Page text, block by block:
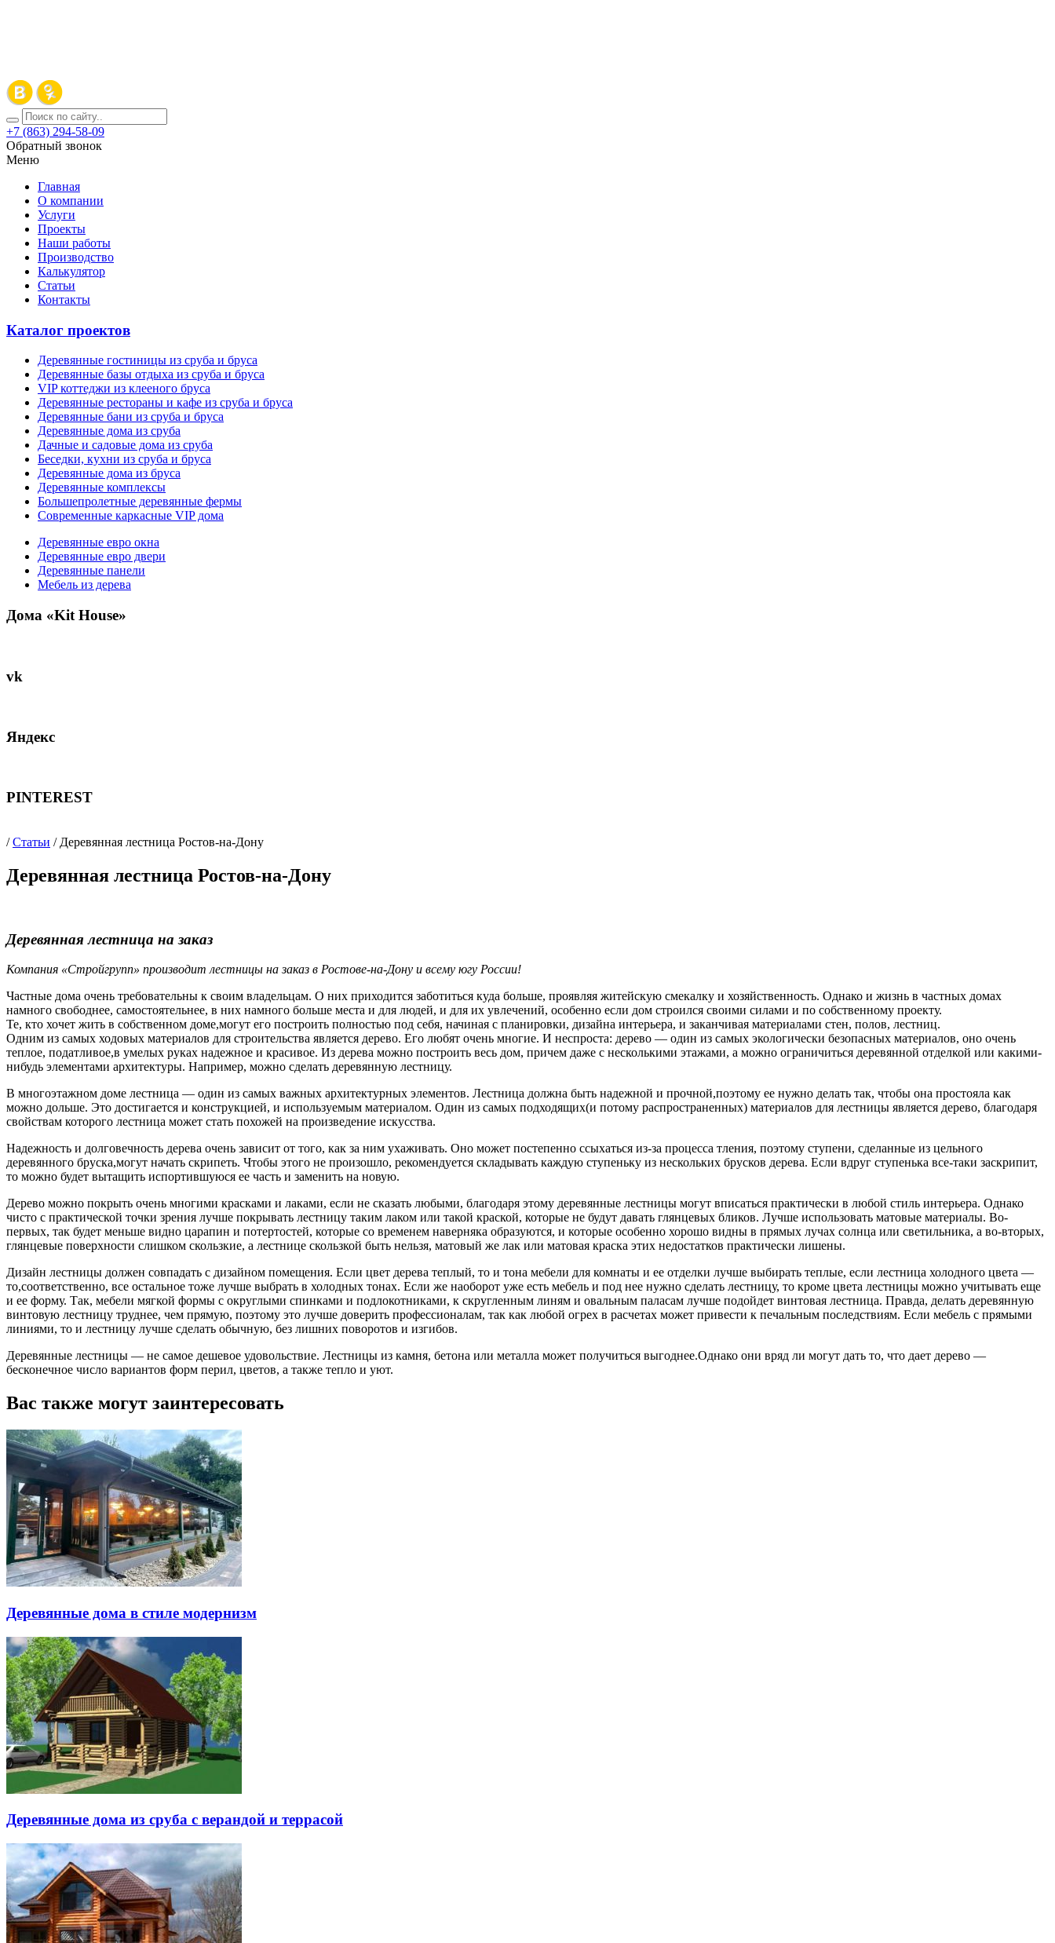
+7 (863) 294-58-09
Обратный звонок
Меню
Главная
О компании
Услуги
Проекты
Наши работы
Производство
Калькулятор
Статьи
Контакты
Каталог проектов
Деревянные гостиницы из сруба и бруса
Деревянные базы отдыха из сруба и бруса
VIP коттеджи из клееного бруса
Деревянные рестораны и кафе из сруба и бруса
Деревянные бани из сруба и бруса
Деревянные дома из сруба
Дачные и садовые дома из сруба
Беседки, кухни из сруба и бруса
Деревянные дома из бруса
Деревянные комплексы
Большепролетные деревянные фермы
Современные каркасные VIP дома
Деревянные евро окна
Деревянные евро двери
Деревянные панели
Мебель из дерева
Дома «Kit House»
vk
Яндекс
PINTEREST
/Статьи / Деревянная лестница Ростов-на-Дону
Деревянная лестница Ростов-на-Дону
Деревянная лестница на заказ
Компания «Стройгрупп» производит лестницы на заказ в Ростове-на-Дону и всему югу России!
Частные дома очень требовательны к своим владельцам. О них приходится заботиться куда больше, проявляя житейскую смекалку и хозяйственность. Однако и жизнь в частных домах
намного свободнее, самостоятельнее, в них намного больше места и для людей, и для их увлечений, особенно если дом строился своими силами и по собственному проекту.
Те, кто хочет жить в собственном доме,могут его построить полностью под себя, начиная с планировки, дизайна интерьера, и заканчивая материалами стен, полов, лестниц.
Одним из самых ходовых материалов для строительства является дерево. Его любят очень многие. И неспроста: дерево — один из самых экологически безопасных материалов, оно очень
теплое, податливое,в умелых руках надежное и красивое. Из дерева можно построить весь дом, причем даже с несколькими этажами, а можно ограничиться деревянной отделкой или какими-
нибудь элементами архитектуры. Например, можно сделать деревянную лестницу.
В многоэтажном доме лестница — один из самых важных архитектурных элементов. Лестница должна быть надежной и прочной,поэтому ее нужно делать так, чтобы она простояла как
можно дольше. Это достигается и конструкцией, и используемым материалом. Один из самых подходящих(и потому распространенных) материалов для лестницы является дерево, благодаря
свойствам которого лестница может стать похожей на произведение искусства.
Надежность и долговечность дерева очень зависит от того, как за ним ухаживать. Оно может постепенно ссыхаться из-за процесса тления, поэтому ступени, сделанные из цельного
деревянного бруска,могут начать скрипеть. Чтобы этого не произошло, рекомендуется складывать каждую ступеньку из нескольких брусков дерева. Если вдруг ступенька все-таки заскрипит,
то можно будет вытащить испортившуюся ее часть и заменить на новую.
Дерево можно покрыть очень многими красками и лаками, если не сказать любыми, благодаря этому деревянные лестницы могут вписаться практически в любой стиль интерьера. Однако
чисто с практической точки зрения лучше покрывать лестницу таким лаком или такой краской, которые не будут давать глянцевых бликов. Лучше использовать матовые материалы. Во-
первых, так будет меньше видно царапин и потертостей, которые со временем наверняка образуются, и которые особенно хорошо видны в прямых лучах солнца или светильника, а во-вторых,
глянцевые поверхности слишком скользкие, а лестнице скользкой быть нельзя, матовый же лак или матовая краска этих недостатков практически лишены.
Дизайн лестницы должен совпадать с дизайном помещения. Если цвет дерева теплый, то и тона мебели для комнаты и ее отделки лучше выбирать теплые, если лестница холодного цвета —
то,соответственно, все остальное тоже лучше выбрать в холодных тонах. Если же наоборот уже есть мебель и под нее нужно сделать лестницу, то кроме цвета лестницы можно учитывать еще
и ее форму. Так, мебели мягкой формы с округлыми спинками и подлокотниками, к скругленным линям и овальным паласам лучше подойдет винтовая лестница. Правда, делать деревянную
винтовую лестницу труднее, чем прямую, поэтому это лучше доверить профессионалам, так как любой огрех в расчетах может привести к печальным последствиям. Если мебель с прямыми
линиями, то и лестницу лучше сделать обычную, без лишних поворотов и изгибов.
Деревянные лестницы — не самое дешевое удовольствие. Лестницы из камня, бетона или металла может получиться выгоднее.Однако они вряд ли могут дать то, что дает дерево —
бесконечное число вариантов форм перил, цветов, а также тепло и уют.
Вас также могут заинтересовать
Деревянные дома в стиле модернизм
Деревянные дома из сруба с верандой и террасой